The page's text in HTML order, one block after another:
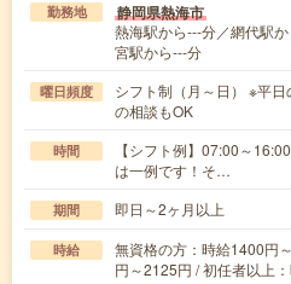
勤務地 静岡県熱海市
熱海駅から---分／網代駅
宮駅から---分
曜日頻度
シフト制（月～日） ※平
の相談もOK
時間
【シフト例】07:00～
は一例です！そ…
期間 即日～2ヶ月以上
時給
無資格の方：時給1400円
円～2125円 / 初任者以上